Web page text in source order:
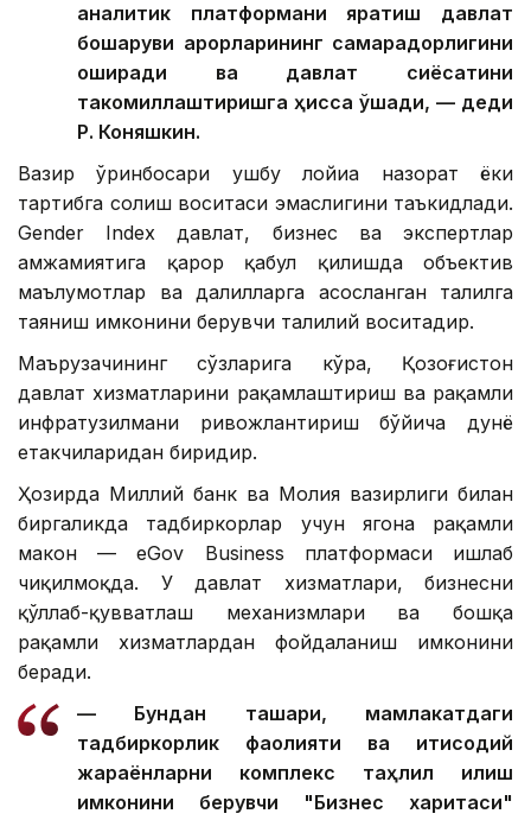
аналитик платформани яратиш давлат
бошқаруви қарорларининг самарадорлигини
оширади ва давлат сиёсатини
такомиллаштиришга ҳисса қўшади, — деди
Р. Коняшкин.
Вазир ўринбосари ушбу лойиҳа назорат ёки
тартибга солиш воситаси эмаслигини таъкидлади.
Gender Index давлат, бизнес ва экспертлар
ҳамжамиятига қарор қабул қилишда объектив
маълумотлар ва далилларга асосланган таҳлилга
таяниш имконини берувчи таҳлилий воситадир.
Маърузачининг сўзларига кўра, Қозоғистон
давлат хизматларини рақамлаштириш ва рақамли
инфратузилмани ривожлантириш бўйича дунё
етакчиларидан биридир.
Ҳозирда Миллий банк ва Молия вазирлиги билан
биргаликда тадбиркорлар учун ягона рақамли
макон — eGov Business платформаси ишлаб
чиқилмоқда. У давлат хизматлари, бизнесни
қўллаб-қувватлаш механизмлари ва бошқа
рақамли хизматлардан фойдаланиш имконини
беради.
— Бундан ташқари, мамлакатдаги
тадбиркорлик фаолияти ва иқтисодий
жараёнларни комплекс таҳлил қилиш
имконини берувчи "Бизнес харитаси"